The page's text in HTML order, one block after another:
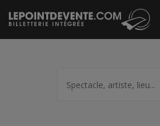
Passer
au
contenu
artiste,
lieu...